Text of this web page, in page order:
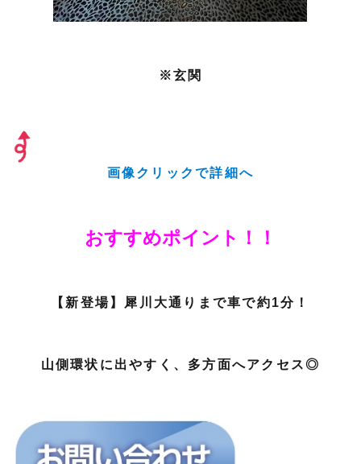
※玄関
画像クリックで詳細へ
おすすめポイント！！
【新登場】犀川大通りまで車で約1分！
山側環状に出やすく、多方面へアクセス◎